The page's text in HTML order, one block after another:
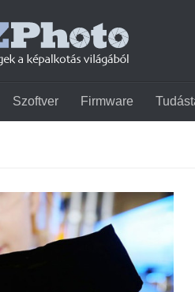
Szoftver Firmware